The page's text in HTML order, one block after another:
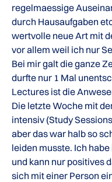
regelmaessige
durch Hausaufgaben
wertvolle neue Art mit
vor allem weil ich nur
Bei mir galt die ganze
durfte nur 1 Mal
Lectures ist die
Die letzte Woche mit
intensiv (Study
aber das war halb so
leiden musste. Ich
und kann nur positives
sich mit einer Person